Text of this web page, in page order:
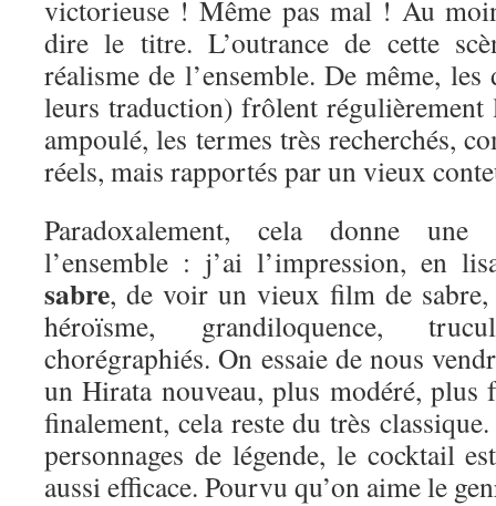
victorieuse ! Même pas mal ! Au
dire le titre. L’outrance de cette
réalisme de l’ensemble. De même,
leurs traduction) frôlent
ampoulé, les termes très recherchés,
réels, mais rapportés par un vieux
Paradoxalement, cela donne une
l’ensemble : j’ai l’impression, en
sabre, de voir un vieux film de sabre,
héroïsme, grandiloquence,
chorégraphiés. On essaie de nous
un Hirata nouveau, plus modéré, plus
finalement, cela reste du très
personnages de légende, le cocktail
aussi efficace. Pourvu qu’on aime le